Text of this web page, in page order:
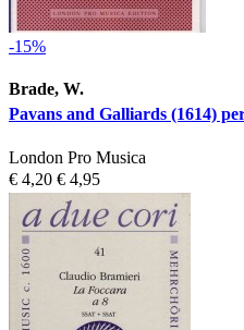
-15%
Brade, W.
Pavans and Galliards (1614)
London Pro Musica
€ 4,20 € 4,95